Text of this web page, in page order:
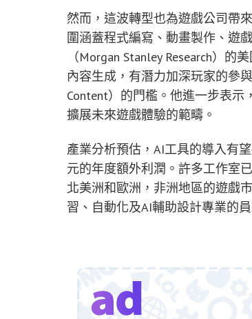
然而，這波轉型也為遊戲公司帶
圍涵蓋程式編寫、動畫製作、遊
（Morgan Stanley Research）
內容生成，有潛力加深玩家的參
Content）的門檻。他進一步表
擴展未來遊戲體驗的範疇。
產業分析預估，AI工具的導入有
元的年度額外利潤。許多工作室
北美洲和歐洲，非洲地區的遊戲
習、自動化及AI輔助設計專業的